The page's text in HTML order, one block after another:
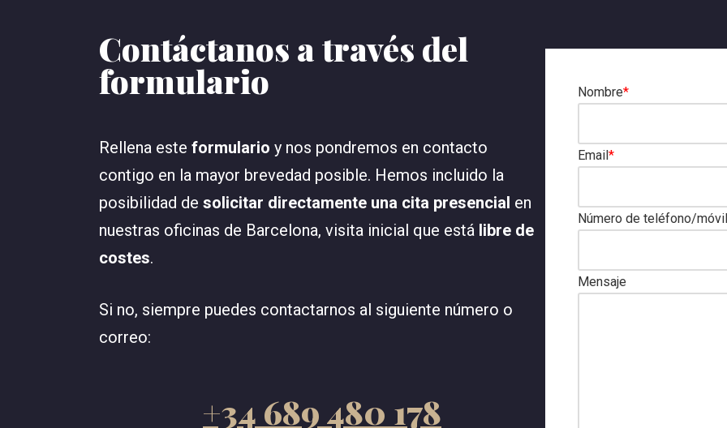
Contáctanos a través del
formulario
Rellena este formulario y nos pondremos en contacto
contigo en la mayor brevedad posible. Hemos incluido la
posibilidad de solicitar directamente una cita presencial en
nuestras oficinas de Barcelona, visita inicial que está libre de
costes.
Si no, siempre puedes contactarnos al siguiente número o
correo:
+34 689 480 178
Nombre*
Email *
Número de teléfono/móvil
Mensaje